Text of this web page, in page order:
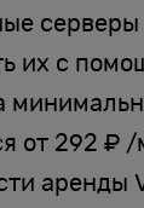
серверы
их с
от 292 ₽ /
аренды